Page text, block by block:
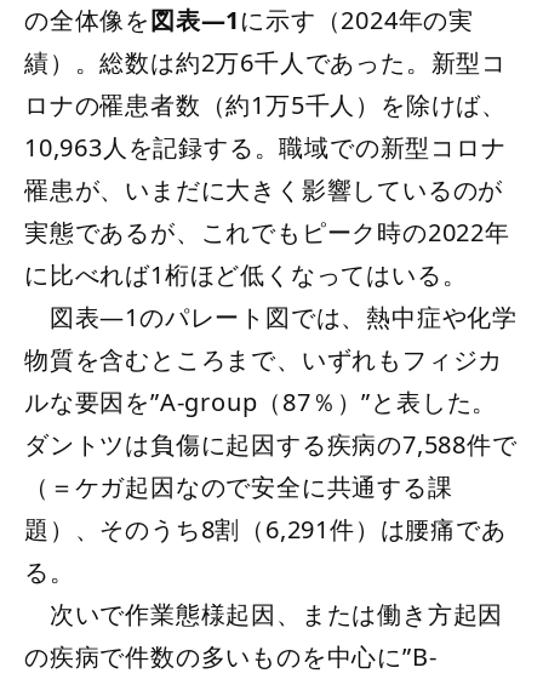
の全体像を図表―1に示す（2024年の実
績）。総数は約2万6千人であった。新型コ
ロナの罹患者数（約1万5千人）を除けば、
10,963人を記録する。職域での新型コロナ
罹患が、いまだに大きく影響しているのが
実態であるが、これでもピーク時の2022年
に比べれば1桁ほど低くなってはいる。
図表―1のパレート図では、熱中症や化学
物質を含むところまで、いずれもフィジカ
ルな要因を”A-group（87％）”と表した。
ダントツは負傷に起因する疾病の7,588件で
（＝ケガ起因なので安全に共通する課
題）、そのうち8割（6,291件）は腰痛であ
る。
次いで作業態様起因、または働き方起因
の疾病で件数の多いものを中心に”B-